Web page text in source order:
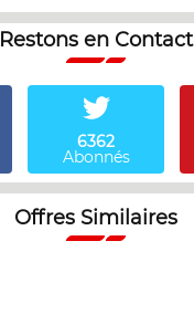
Restons en Contact
6362
Abonnés
Offres Similaires